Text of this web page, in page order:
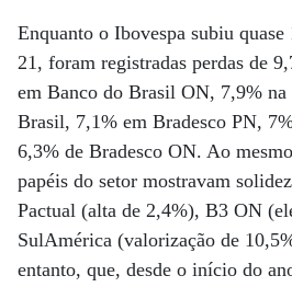
Enquanto o Ibovespa subiu
21, foram registradas perdas de
em Banco do Brasil ON, 7,9% na
Brasil, 7,1% em Bradesco PN,
6,3% de Bradesco ON. Ao
papéis do setor mostravam
Pactual (alta de 2,4%), B3 ON
SulAmérica (valorização de
entanto, que, desde o início do